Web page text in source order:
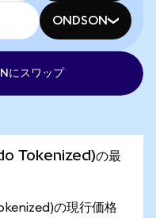
ONDSON
にスワップ
Tokenized)の最
の現行価格